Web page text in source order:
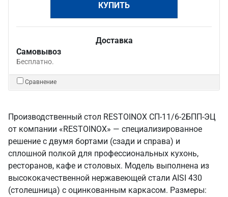
КУПИТЬ
Доставка
Самовывоз
Бесплатно.
Сравнение
Производственный стол RESTOINOX СП-11/6-2БПП-ЭЦ
от компании «RESTOINOX» — специализированное
решение с двумя бортами (сзади и справа) и
сплошной полкой для профессиональных кухонь,
ресторанов, кафе и столовых. Модель выполнена из
высококачественной нержавеющей стали AISI 430
(столешница) с оцинкованным каркасом. Размеры: